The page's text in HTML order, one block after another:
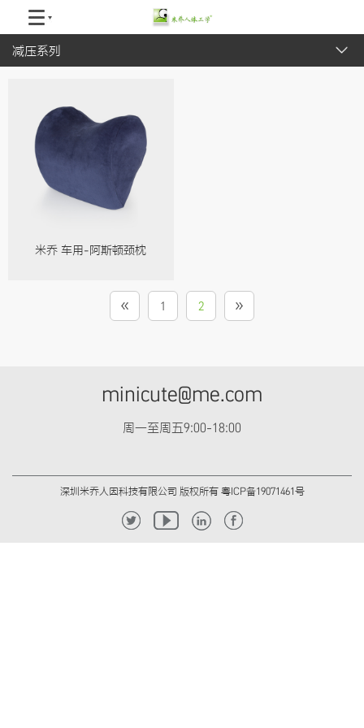
减压系列
办公系列
减压系列
产品配件
米乔 车用-阿斯顿颈枕
1 2
minicute@me.com
周一至周五9:00-18:00
深圳米乔人因科技有限公司 版权所有 粤ICP备19071461号